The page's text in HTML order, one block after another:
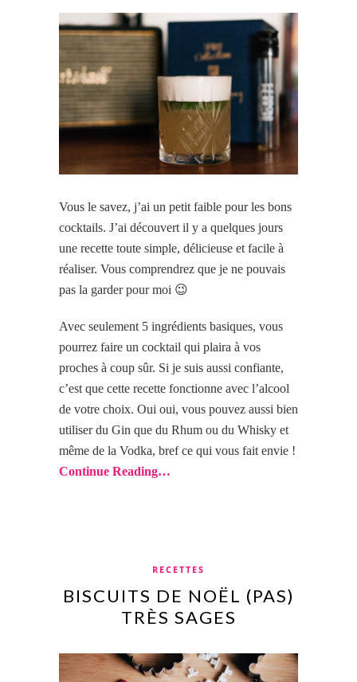
Vous le savez, j’ai un petit faible pour les bons
cocktails. J’ai découvert il y a quelques jours
une recette toute simple, délicieuse et facile à
réaliser. Vous comprendrez que je ne pouvais
pas la garder pour moi 😉
Avec seulement 5 ingrédients basiques, vous
pourrez faire un cocktail qui plaira à vos
proches à coup sûr. Si je suis aussi confiante,
c’est que cette recette fonctionne avec l’alcool
de votre choix. Oui oui, vous pouvez aussi bien
utiliser du Gin que du Rhum ou du Whisky et
même de la Vodka, bref ce qui vous fait envie !
Continue Reading…
RECETTES
BISCUITS DE NOËL (PAS)
TRÈS SAGES